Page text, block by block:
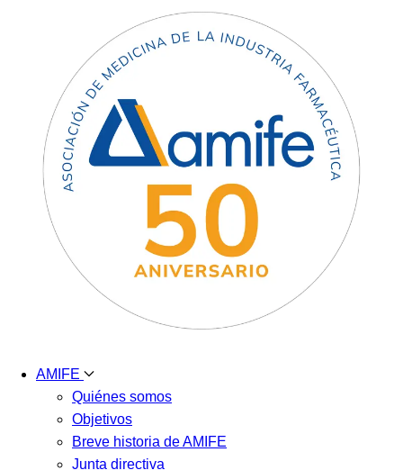
AMIFE
Quiénes somos
Objetivos
Breve historia de AMIFE
Junta directiva